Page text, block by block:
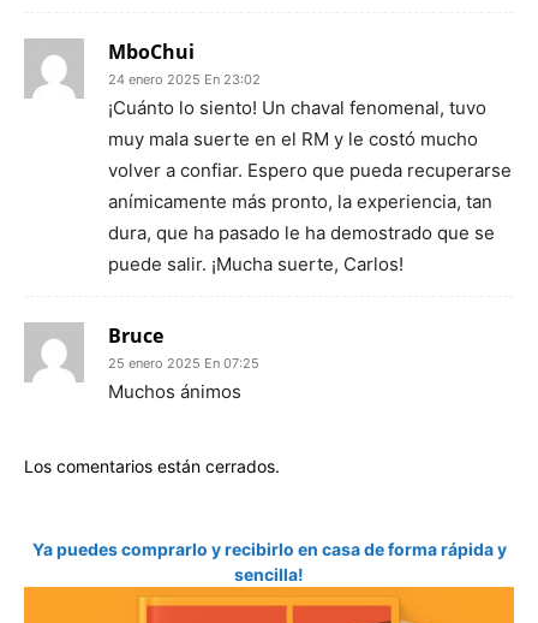
MboChui
24 enero 2025 En 23:02
¡Cuánto lo siento! Un chaval fenomenal, tuvo
muy mala suerte en el RM y le costó mucho
volver a confiar. Espero que pueda recuperarse
anímicamente más pronto, la experiencia, tan
dura, que ha pasado le ha demostrado que se
puede salir. ¡Mucha suerte, Carlos!
Bruce
25 enero 2025 En 07:25
Muchos ánimos
Los comentarios están cerrados.
Ya puedes comprarlo y recibirlo en casa de forma rápida y
sencilla!